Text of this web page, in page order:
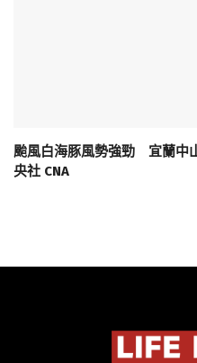
颱風白海豚風勢強勁 宜蘭中
央社 CNA